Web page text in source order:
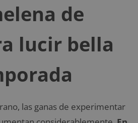
de
lucir bella
las ganas de experimentar